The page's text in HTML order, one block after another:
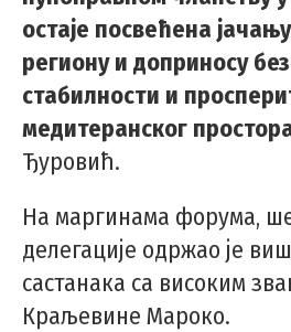
остаје посвећена
региону и доприносу
стабилности и
медитеранског
Ђуровић.
На маргинама форума,
делегације одржао је
састанака са високим
Краљевине Мароко.